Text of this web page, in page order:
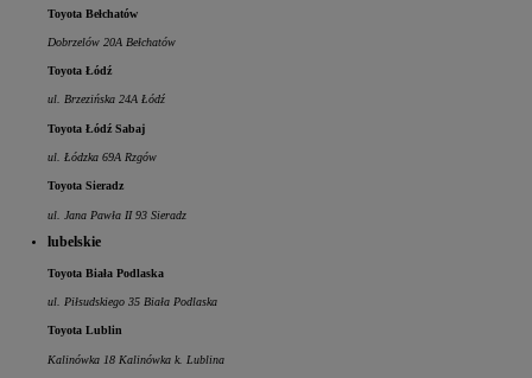
Toyota Bełchatów
Dobrzelów 20A Bełchatów
Toyota Łódź
ul. Brzezińska 24A Łódź
Toyota Łódź Sabaj
ul. Łódzka 69A Rzgów
Toyota Sieradz
ul. Jana Pawła II 93 Sieradz
lubelskie
Toyota Biała Podlaska
ul. Piłsudskiego 35 Biała Podlaska
Toyota Lublin
Kalinówka 18 Kalinówka k. Lublina